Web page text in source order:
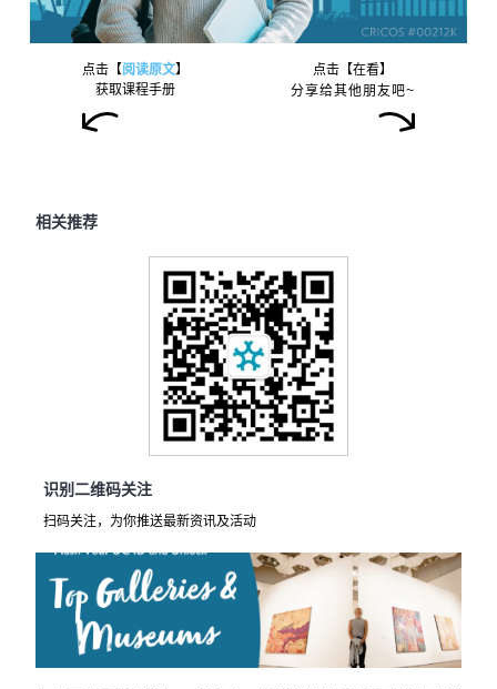
点击【阅读原文】
获取课程手册
点击【在看】
分享给其他朋友吧~
相关推荐
识别二维码关注
扫码关注，为你推送最新资讯及活动